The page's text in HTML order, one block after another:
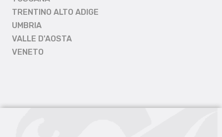
TRENTINO ALTO ADIGE
UMBRIA
VALLE D'AOSTA
VENETO